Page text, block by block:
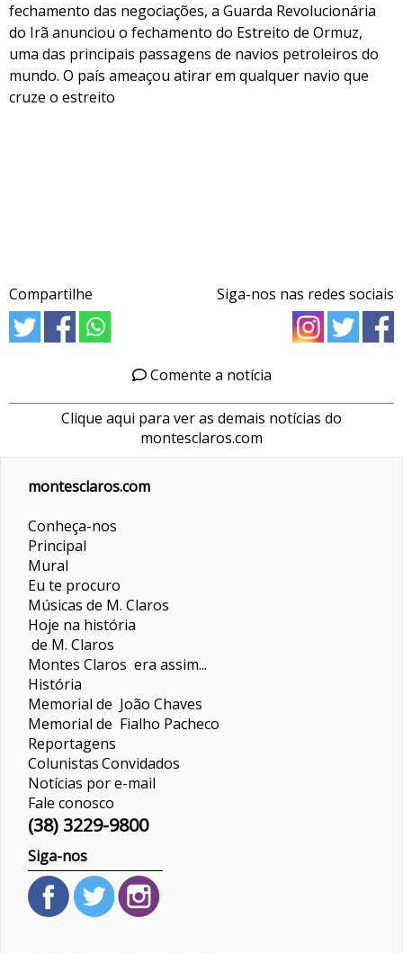
fechamento das negociações, a Guarda Revolucionária
do Irã anunciou o fechamento do Estreito de Ormuz,
uma das principais passagens de navios petroleiros do
mundo. O país ameaçou atirar em qualquer navio que
cruze o estreito
Compartilhe Siga-nos nas redes sociais
Comente a notícia
Clique aqui para ver as demais notícias do
montesclaros.com
montesclaros.com
Conheça-nos
Principal
Mural
Eu te procuro
Músicas de M. Claros
Hoje na história
de M. Claros
Montes Claros era assim...
História
Memorial de João Chaves
Memorial de Fialho Pacheco
Reportagens
ColunistasConvidados
Notícias por e-mail
Fale conosco
(38) 3229-9800
Siga-nos